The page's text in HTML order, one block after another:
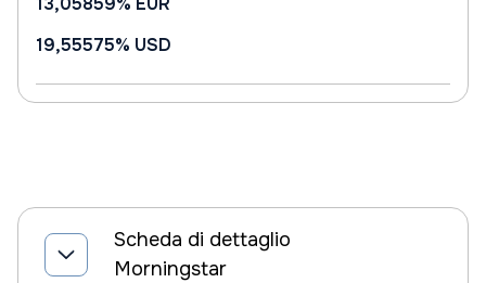
19,55575% USD
Scheda di dettaglio
Morningstar